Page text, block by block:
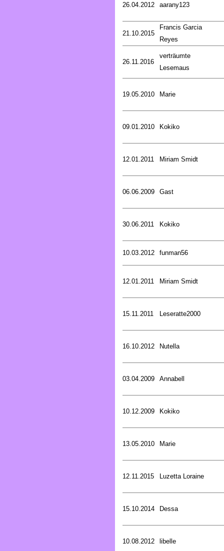
26.04.2012 aarany123
21.10.2015
Francis Garcia
Reyes
26.11.2016
verträumte
Lesemaus
19.05.2010 Marie
09.01.2010 Kokiko
12.01.2011 Miriam Smidt
06.06.2009 Gast
30.06.2011 Kokiko
10.03.2012 funman56
12.01.2011 Miriam Smidt
15.11.2011 Leseratte2000
16.10.2012 Nutella
03.04.2009 Annabell
10.12.2009 Kokiko
13.05.2010 Marie
12.11.2015 Luzetta Loraine
15.10.2014 Dessa
10.08.2012 libelle